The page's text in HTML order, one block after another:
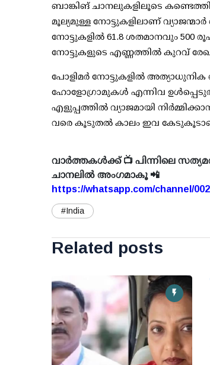
ബാങ്കിങ് ചാനലുകളിലൂടെ
മൂല്യമുള്ള നോട്ടുകളിലാണ്
നോട്ടുകളില്‍ 61.8 ശതമാനവും 500
നോട്ടുകളുടെ എണ്ണത്തില്‍ കുറവ്
പോളിമര്‍ നോട്ടുകളില്‍ അത്യാധുനിക
ഹോളോഗ്രാമുകള്‍ എന്നിവ
എളുപ്പത്തില്‍ വ്യാജമായി
വരെ കൂടുതല്‍ കാലം ഇവ
വാർത്തകൾക്ക് 📺 പിന്നിലെ
ചാനലിൽ അംഗമാകൂ 📲
https://whatsapp.com/channel/
#India
Related posts